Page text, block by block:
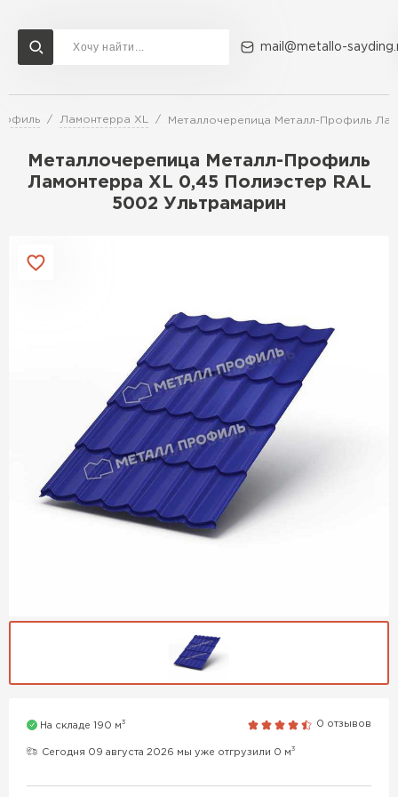
mail@metallo-
Ламонтерра XL Металлочерепица Металл-Профиль
Металлочерепица Металл-Профиль
Ламонтерра XL 0,45 Полиэстер RAL
5002 Ультрамарин
На складе 190 м3 0 отзывов
Сегодня 09 августа 2026 мы уже отгрузили 0 м3
Доставка и оплата Акции О компании Контакты
Перейти в каталог